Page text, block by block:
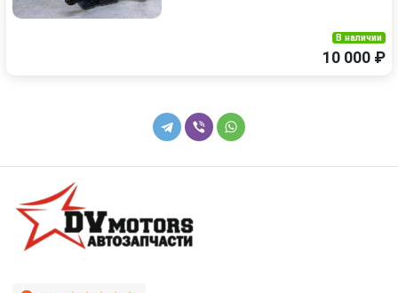
В наличии
10 000 ₽